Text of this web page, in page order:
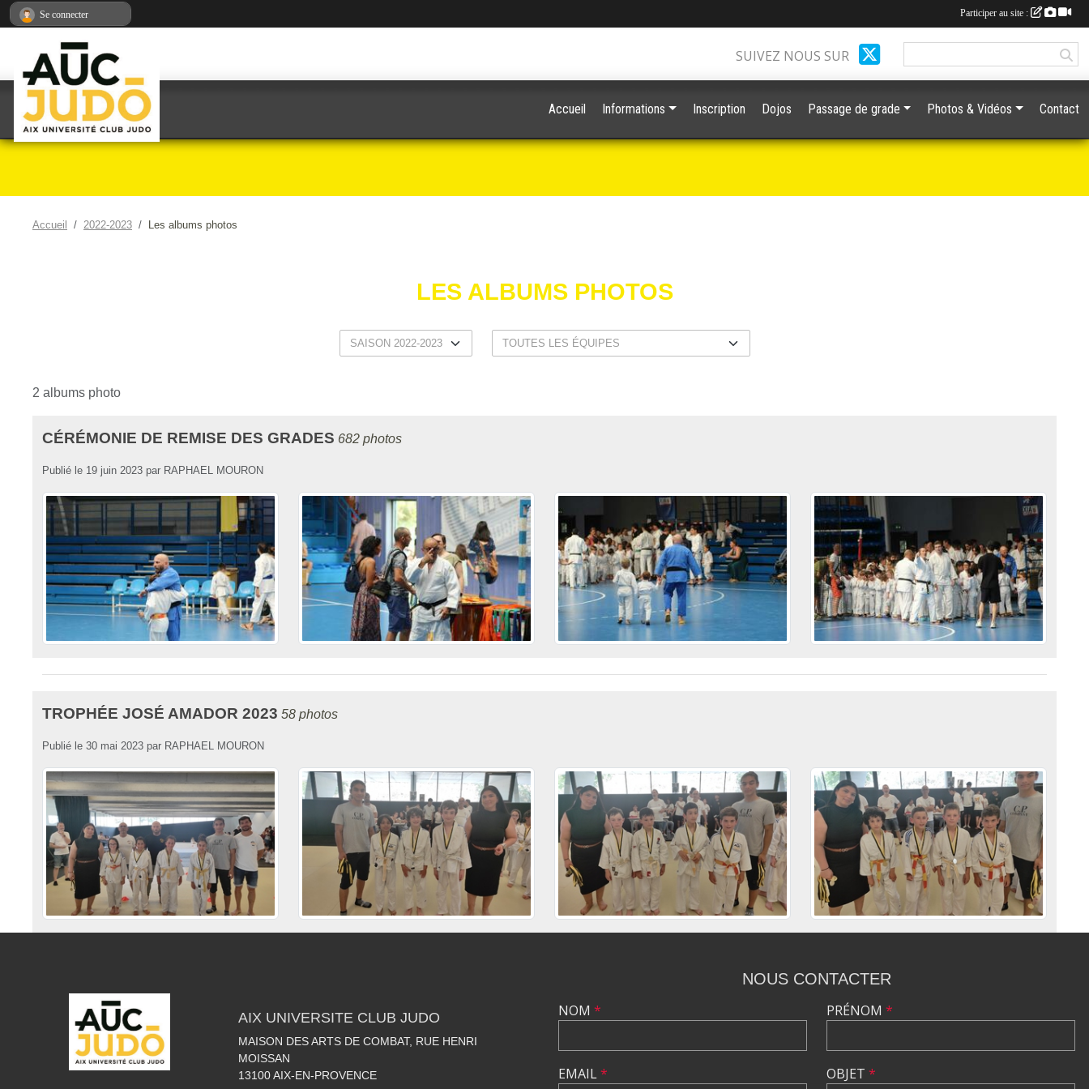
Accueil 2022-2023 Les albums photos
LES ALBUMS PHOTOS
2 albums photo
CÉRÉMONIE DE REMISE DES GRADES 682 photos
Publié le 19 juin 2023 par RAPHAEL MOURON
TROPHÉE JOSÉ AMADOR 2023 58 photos
Publié le 30 mai 2023 par RAPHAEL MOURON
SUIVEZ NOUS SUR
Accueil Informations Inscription Dojos Passage de grade Photos & Vidéos Contact
AIX UNIVERSITE CLUB JUDO
MAISON DES ARTS DE COMBAT, RUE HENRI
MOISSAN
13100AIX-EN-PROVENCE
NOUS CONTACTER
NOM *
EMAIL*
PRÉNOM *
OBJET *
Se connecter Participer au site :
Panneau de gestion des cookies